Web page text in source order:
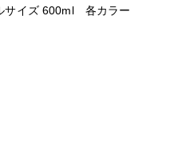
サイズ 600ml 各カラー